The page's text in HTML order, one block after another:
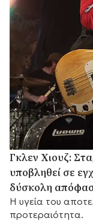
Γκλεν Χιουζ:
υποβληθεί σε
δύσκολη
Η υγεία του
προτεραιότητα.